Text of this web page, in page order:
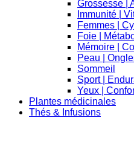
Grossesse |
Immunité |
Femmes |
Foie |
Mémoire |
Peau |
Sommeil
Sport |
Yeux |
Plantes médicinales
Thés & Infusions